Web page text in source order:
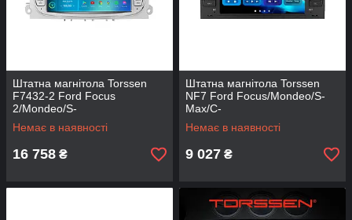
Штатна магнітола Torssen
F7432-2 Ford Focus
2/Mondeo/S-
Max/Fiesta/Fusion 4/32
Carplay 07-11 Silver
Немає в наявності
16 758 ₴
Штатна магнітола Torssen
NF7 Ford Focus/Mondeo/S-
Max/C-
Max/Kuga/Fiesta/Fusion
2/32Gb Carplay 2007-2
Немає в наявності
9 027 ₴